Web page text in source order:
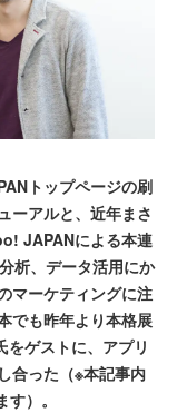
トップページの刷
ーアルと、近年まさ
JAPANによる本連
析、データ活用にか
マーケティングに注
でも昨年より本格展
ゲストに、アプリ
合った（※本記事内
）。